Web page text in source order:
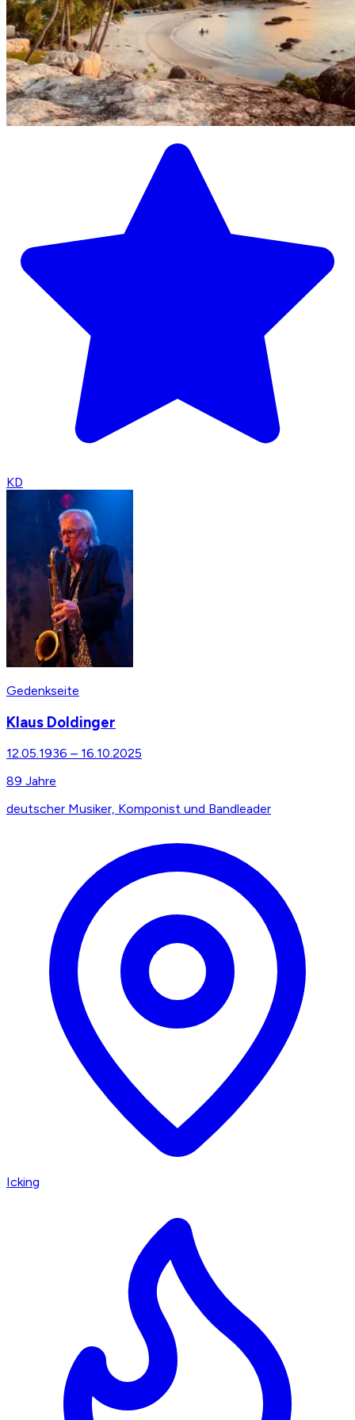
KD
Gedenkseite
Klaus Doldinger
12.05.1936 – 16.10.2025
89 Jahre
deutscher Musiker, Komponist und Bandleader
Icking